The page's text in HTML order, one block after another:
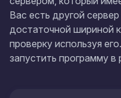
Вас есть другой
достаточной шириной
проверку используя
запустить программу